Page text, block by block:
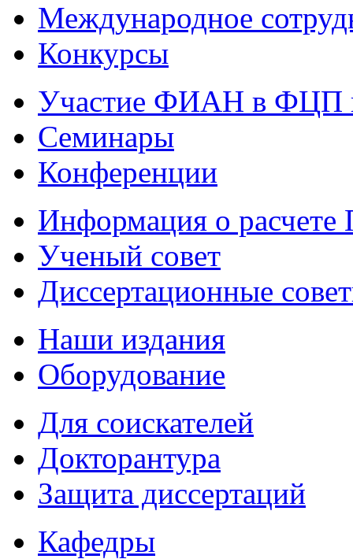
Международное
Конкурсы
Участие ФИАН в ФЦП
Семинары
Конференции
Информация о
Ученый совет
Диссертационные
Наши издания
Оборудование
Для соискателей
Докторантура
Защита диссертаций
Кафедры